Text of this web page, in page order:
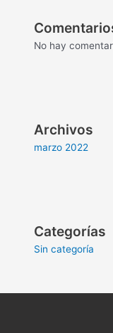
No hay
Archivos
marzo 2022
Categorías
Sin categoría